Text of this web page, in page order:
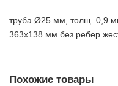
труба Ø25 мм, толщ. 0,9
363х138 мм без ребер
Похожие товары